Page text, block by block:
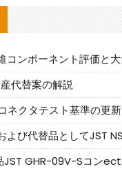
代替案の解説
ネクタテスト基準の更新